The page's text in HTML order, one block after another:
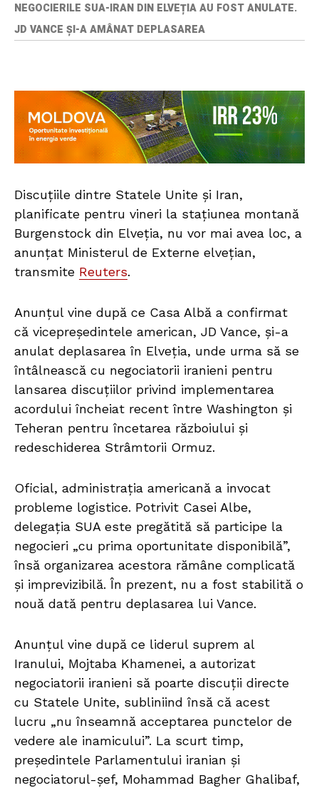
NEGOCIERILE SUA-IRAN DIN ELVEȚIA AU FOST ANULATE.
JD VANCE ȘI-A AMÂNAT DEPLASAREA
Discuțiile dintre Statele Unite și Iran,
planificate pentru vineri la stațiunea montană
Burgenstock din Elveția, nu vor mai avea loc, a
anunțat Ministerul de Externe elvețian,
transmite Reuters.
Anunțul vine după ce Casa Albă a confirmat
că vicepreședintele american, JD Vance, și-a
anulat deplasarea în Elveția, unde urma să se
întâlnească cu negociatorii iranieni pentru
lansarea discuțiilor privind implementarea
acordului încheiat recent între Washington și
Teheran pentru încetarea războiului și
redeschiderea Strâmtorii Ormuz.
Oficial, administrația americană a invocat
probleme logistice. Potrivit Casei Albe,
delegația SUA este pregătită să participe la
negocieri „cu prima oportunitate disponibilă”,
însă organizarea acestora rămâne complicată
și imprevizibilă. În prezent, nu a fost stabilită o
nouă dată pentru deplasarea lui Vance.
Anunțul vine după ce liderul suprem al
Iranului, Mojtaba Khamenei, a autorizat
negociatorii iranieni să poarte discuții directe
cu Statele Unite, subliniind însă că acest
lucru „nu înseamnă acceptarea punctelor de
vedere ale inamicului”. La scurt timp,
președintele Parlamentului iranian și
negociatorul-șef, Mohammad Bagher Ghalibaf,